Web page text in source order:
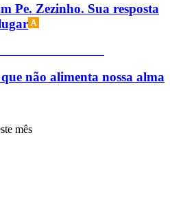
Pe. Zezinho. Sua resposta
não alimenta nossa alma
mês